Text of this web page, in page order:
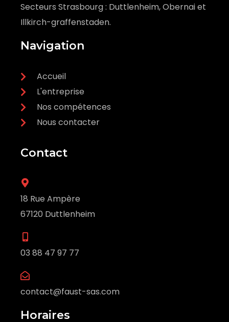
Secteurs Strasbourg : Duttlenheim, Obernai et
Illkirch-graffenstaden.
Navigation
Accueil
L'entreprise
Nos compétences
Nous contacter
Contact
18 Rue Ampère
67120 Duttlenheim
03 88 47 97 77
contact@faust-sas.com
Horaires